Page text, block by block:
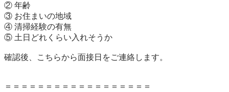
② 年齢
③ お住まいの地域
④ 清掃経験の有無
⑤ 土日どれくらい入れそうか
確認後、こちらから面接日をご連絡します。
＝＝＝＝＝＝＝＝＝＝＝＝＝＝＝＝＝＝